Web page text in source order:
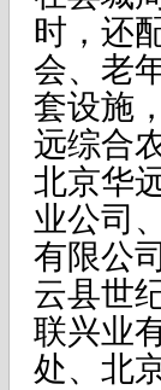
时，还
会、老
套设施
远综合
北京华
业公司
有限公
云县世
联兴业
处、北